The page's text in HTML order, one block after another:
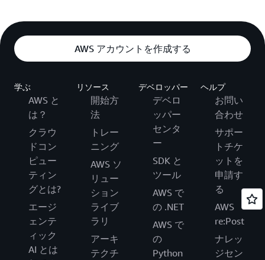
AWS アカウントを作成する
学ぶ
AWS と
は？
クラウ
ドコン
ピュー
ティン
グとは?
エージ
ェンテ
ィック
AI とは
リソース
開始方
法
トレー
ニング
AWS ソ
リュー
ション
ライブ
ラリ
アーキ
テクチ
デベロッパー
デベロ
ッパー
センタ
ー
SDK と
ツール
AWS で
の .NET
AWS で
の
Python
ヘルプ
お問い
合わせ
サポー
トチケ
ットを
申請す
る
AWS
re:Post
ナレッ
ジセン